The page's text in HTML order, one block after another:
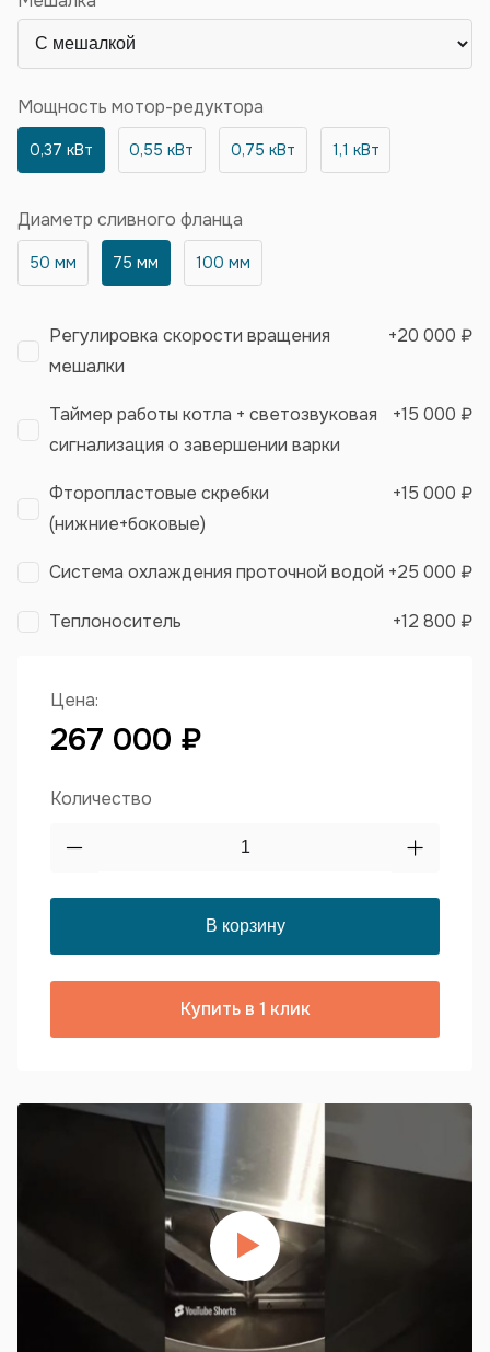
Мощность мотор-редуктора
0,37 кВт 0,55 кВт 0,75 кВт 1,1 кВт
Диаметр сливного фланца
50 мм 75 мм 100 мм
Регулировка скорости вращения
мешалки
+20 000 ₽
Таймер работы котла + светозвуковая
сигнализация о завершении варки
+15 000 ₽
Фторопластовые скребки
(нижние+боковые)
+15 000 ₽
Система охлаждения проточной водой +25 000 ₽
Теплоноситель +12 800 ₽
Цена:
267 000 ₽
Количество
Купить в 1 клик